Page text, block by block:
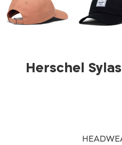
כובע מצחייה -Herschel Sylas